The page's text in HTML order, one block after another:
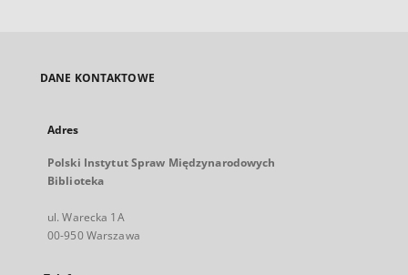
DANE KONTAKTOWE
Adres
Polski Instytut Spraw Międzynarodowych
Biblioteka
ul. Warecka 1A
00-950 Warszawa